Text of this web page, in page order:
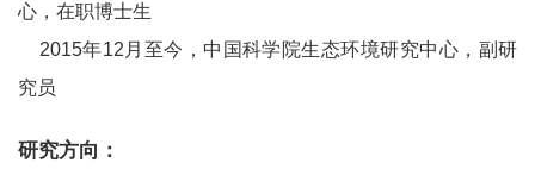
心，在职博士生
2015年12月至今，中国科学院生态环境研究中心，副研
究员
研究方向：